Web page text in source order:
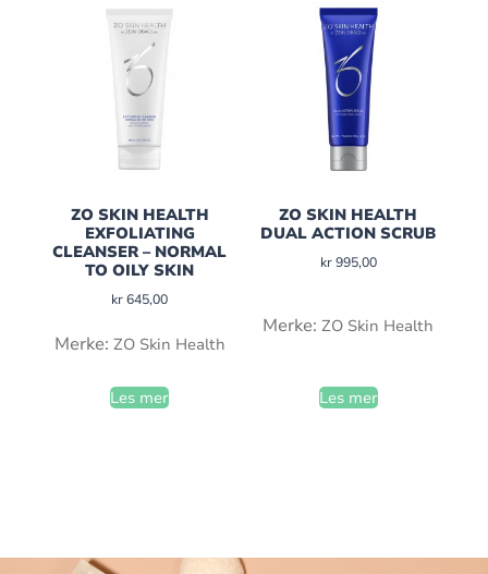
ZO SKIN HEALTH
EXFOLIATING
CLEANSER – NORMAL
TO OILY SKIN
kr645,00
Merke: ZO Skin Health
Les mer
ZO SKIN HEALTH
DUAL ACTION SCRUB
kr995,00
Merke:ZO Skin Health
Les mer